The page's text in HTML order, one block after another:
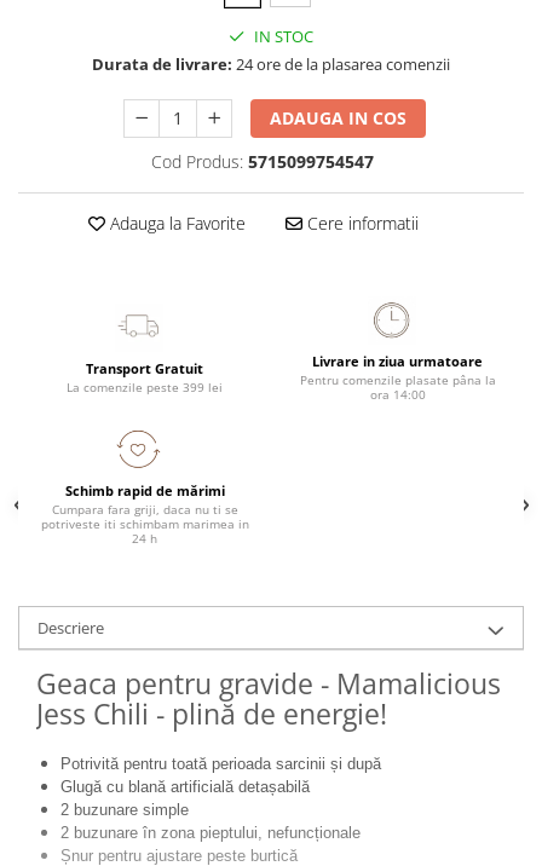
IN STOC
Durata de livrare: 24 ore de la plasarea comenzii
ADAUGA IN COS
Cod Produs: 5715099754547
Adauga la Favorite Cere informatii
Transport Gratuit
La comenzile peste 399 lei
Livrare in ziua urmatoare
Pentru comenzile plasate pâna la
ora 14:00
Schimb rapid de mărimi
Cumpara fara griji, daca nu ti se
potriveste iti schimbam marimea in
24 h
Descriere
Geaca pentru gravide - Mamalicious
Jess Chili - plină de energie!
Potrivită pentru toată perioada sarcinii și după
Glugă cu blană artificială detașabilă
2 buzunare simple
2 buzunare în zona pieptului, nefuncționale
Șnur pentru ajustare peste burtică